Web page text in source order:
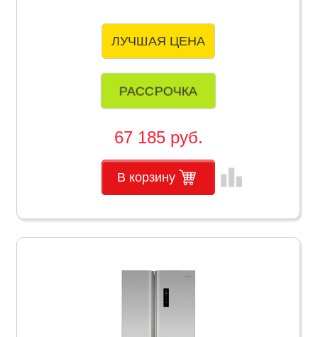
ЛУЧШАЯ ЦЕНА
РАССРОЧКА
67 185 руб.
В корзину leaderboard